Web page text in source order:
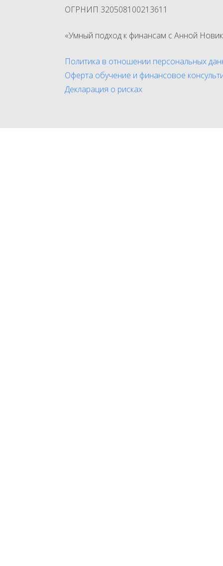
ОГРНИП 320508100213611
«Умный подход к финансам с Анной
Политика в отношении персональных
Оферта обучение и финансовое
Декларация о рисках